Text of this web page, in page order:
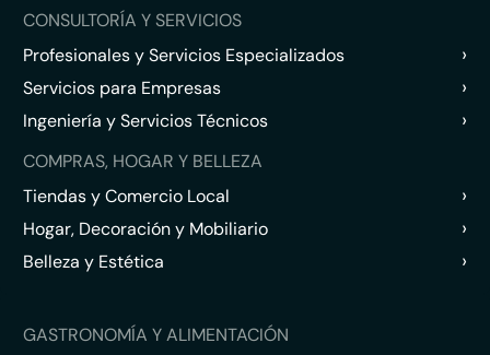
CONSULTORÍA Y SERVICIOS
Profesionales y Servicios Especializados
›
Servicios para Empresas ›
Ingeniería y Servicios Técnicos ›
COMPRAS, HOGAR Y BELLEZA
Tiendas y Comercio Local
›
Hogar, Decoración y Mobiliario ›
Belleza y Estética ›
GASTRONOMÍA Y ALIMENTACIÓN